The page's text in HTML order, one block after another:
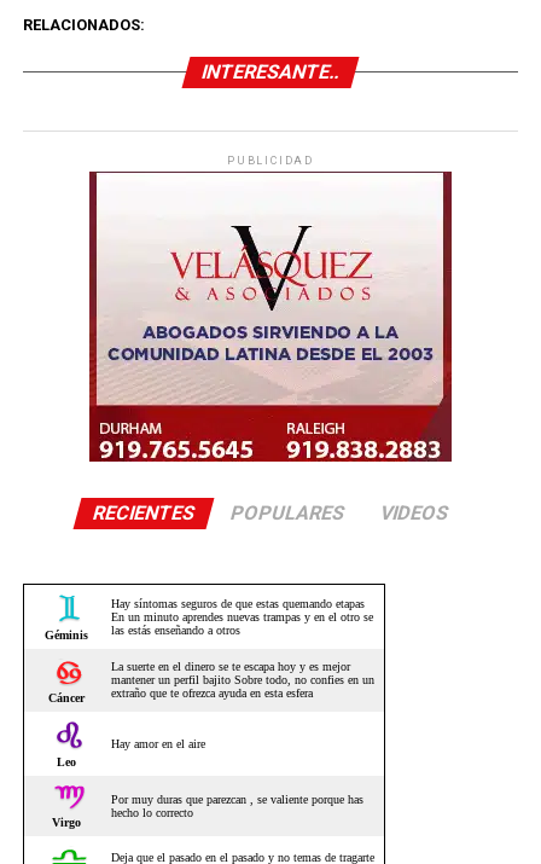
RELACIONADOS:
INTERESANTE..
PUBLICIDAD
RECIENTES POPULARES VIDEOS